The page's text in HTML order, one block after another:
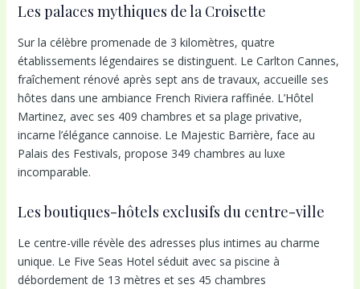
Les palaces mythiques de la Croisette
Sur la célèbre promenade de 3 kilomètres, quatre
établissements légendaires se distinguent. Le Carlton Cannes,
fraîchement rénové après sept ans de travaux, accueille ses
hôtes dans une ambiance French Riviera raffinée. L’Hôtel
Martinez, avec ses 409 chambres et sa plage privative,
incarne l’élégance cannoise. Le Majestic Barrière, face au
Palais des Festivals, propose 349 chambres au luxe
incomparable.
Les boutiques-hôtels exclusifs du centre-ville
Le centre-ville révèle des adresses plus intimes au charme
unique. Le Five Seas Hotel séduit avec sa piscine à
débordement de 13 mètres et ses 45 chambres